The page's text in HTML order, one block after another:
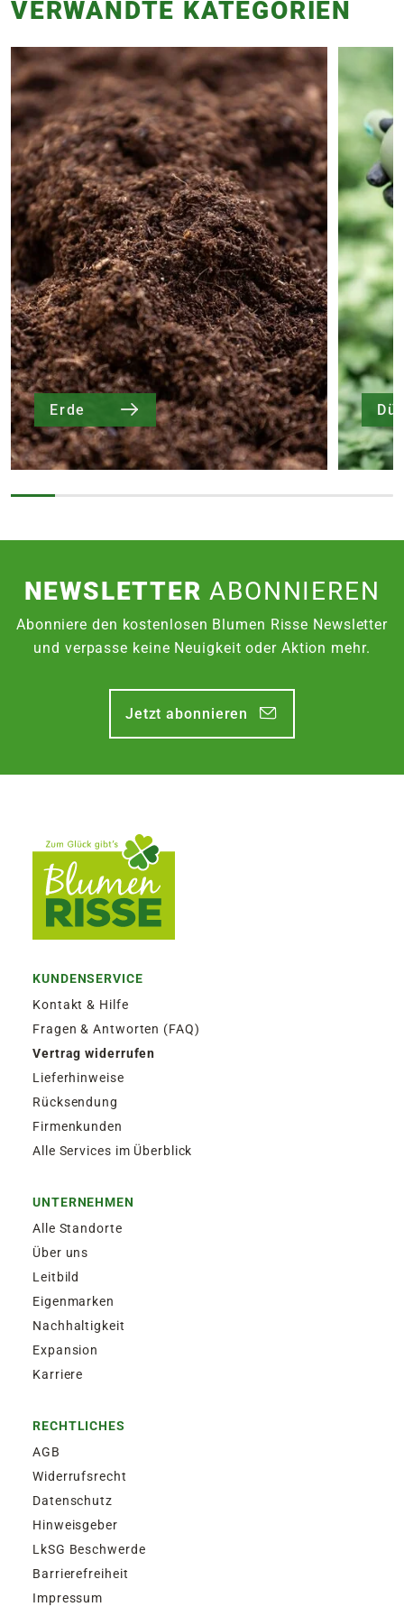
VERWANDTE KATEGORIEN
Erde
NEWSLETTER ABONNIEREN
Abonniere den kostenlosen Blumen Risse Newsletter
und verpasse keine Neuigkeit oder Aktion mehr.
Jetzt abonnieren
KUNDENSERVICE
Kontakt & Hilfe
Fragen & Antworten (FAQ)
Vertrag widerrufen
Lieferhinweise
Rücksendung
Firmenkunden
Alle Services im Überblick
UNTERNEHMEN
Alle Standorte
Über uns
Leitbild
Eigenmarken
Nachhaltigkeit
Expansion
Karriere
RECHTLICHES
AGB
Widerrufsrecht
Datenschutz
Hinweisgeber
LkSG Beschwerde
Barrierefreiheit
Impressum